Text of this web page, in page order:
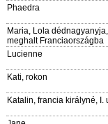
Phaedra
Maria, Lola
meghalt Franciaországba
Lucienne
Kati, rokon
Katalin, francia királyné, I.